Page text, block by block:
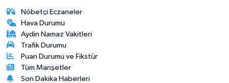
Nöbetçi Eczaneler
Hava Durumu
Aydin Namaz Vakitleri
Trafik Durumu
Puan Durumu ve Fikstür
Tüm Manşetler
Son Dakika Haberleri